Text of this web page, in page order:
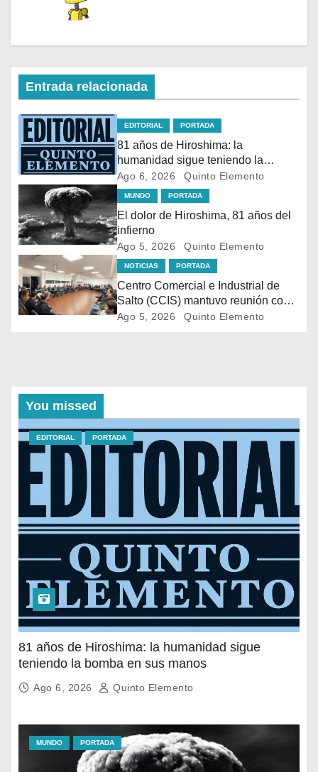
Entrada relacionada
EDITORIAL PORTADA
81 años de Hiroshima: la
humanidad sigue teniendo la
bomba en sus manos
Ago 6, 2026 Quinto Elemento
MUNDO PORTADA
El dolor de Hiroshima, 81 años del
infierno
Ago 5, 2026 Quinto Elemento
NOTICIAS PORTADA
Centro Comercial e Industrial de
Salto (CCIS) mantuvo reunión con
autoridades policiales y
Ago 5, 2026 Quinto Elemento
You missed
EDITORIAL PORTADA
81 años de Hiroshima: la humanidad sigue
teniendo la bomba en sus manos
Ago 6, 2026 Quinto Elemento
MUNDO PORTADA